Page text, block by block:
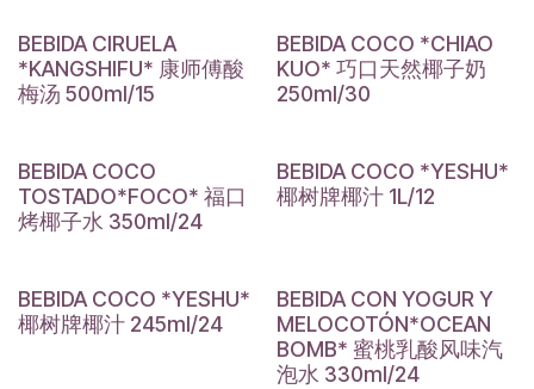
BEBIDA CIRUELA
*KANGSHIFU* 康师傅酸
梅汤 500ml/15
BEBIDA COCO *CHIAO
KUO* 巧口天然椰子奶
250ml/30
BEBIDA COCO
TOSTADO*FOCO* 福口
烤椰子水 350ml/24
BEBIDA COCO *YESHU*
椰树牌椰汁 1L/12
BEBIDA COCO *YESHU*
椰树牌椰汁 245ml/24
BEBIDA CON YOGUR Y
MELOCOTÓN*OCEAN
BOMB* 蜜桃乳酸风味汽
泡水 330ml/24